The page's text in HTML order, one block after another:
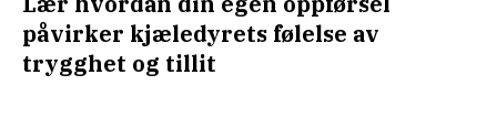
påvirker kjæledyrets følelse av
trygghet og tillit